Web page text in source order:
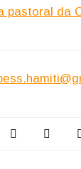
pastoral da